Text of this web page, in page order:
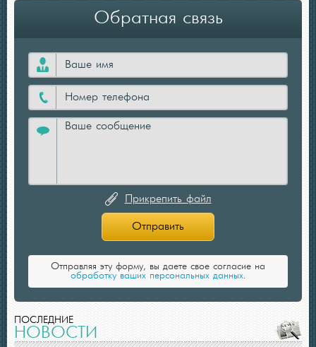
Обратная связь
Прикрепить файл
Отправить
Отправляя эту форму, вы даете свое согласие на
обработку ваших персональных данных.
ПОСЛЕДНИЕ
НОВОСТИ